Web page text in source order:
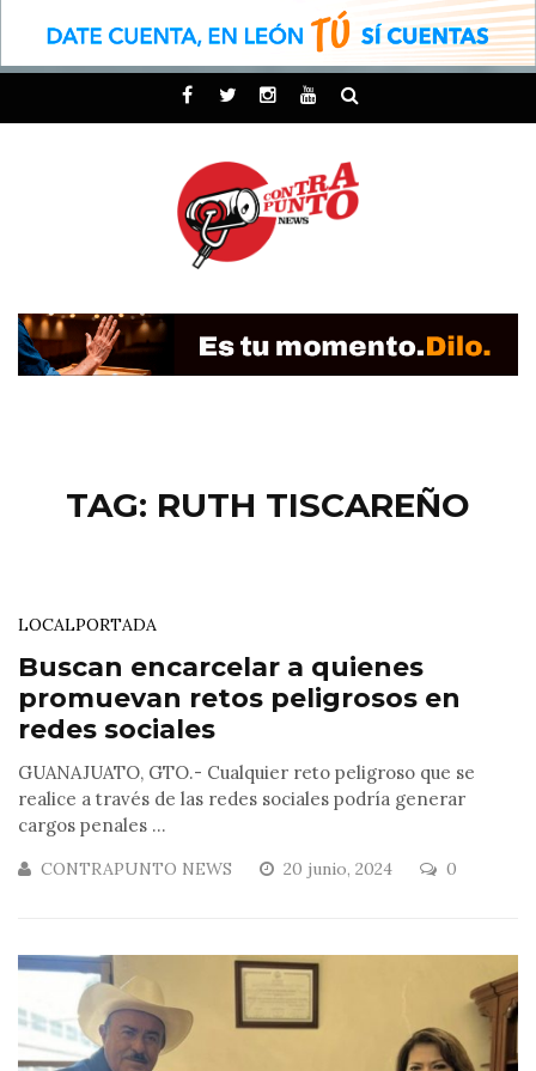
TAG: RUTH TISCAREÑO
LOCALPORTADA
Buscan encarcelar a quienes
promuevan retos peligrosos en
redes sociales
GUANAJUATO, GTO.- Cualquier reto peligroso que se
realice a través de las redes sociales podría generar
cargos penales ...
CONTRAPUNTO NEWS 20 junio, 2024 0